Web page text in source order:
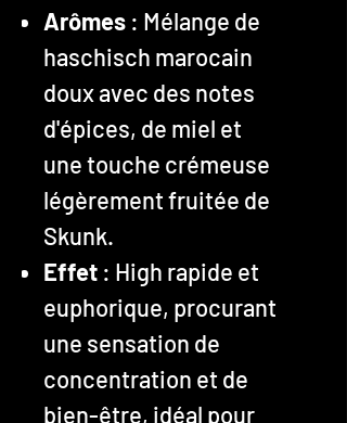
Arômes : Mélange de
haschisch marocain
doux avec des notes
d'épices, de miel et
une touche crémeuse
légèrement fruitée de
Skunk.
Effet : High rapide et
euphorique, procurant
une sensation de
concentration et de
bien-être, idéal pour